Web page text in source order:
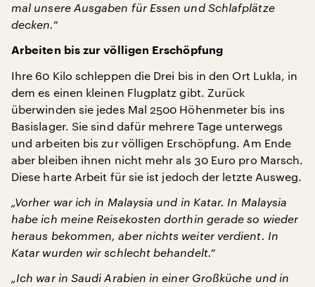
mal unsere Ausgaben für Essen und Schlafplätze
decken.“
Arbeiten bis zur völligen Erschöpfung
Ihre 60 Kilo schleppen die Drei bis in den Ort Lukla, in
dem es einen kleinen Flugplatz gibt. Zurück
überwinden sie jedes Mal 2500 Höhenmeter bis ins
Basislager. Sie sind dafür mehrere Tage unterwegs
und arbeiten bis zur völligen Erschöpfung. Am Ende
aber bleiben ihnen nicht mehr als 30 Euro pro Marsch.
Diese harte Arbeit für sie ist jedoch der letzte Ausweg.
„Vorher war ich in Malaysia und in Katar. In Malaysia
habe ich meine Reisekosten dorthin gerade so wieder
heraus bekommen, aber nichts weiter verdient. In
Katar wurden wir schlecht behandelt.“
„Ich war in Saudi Arabien in einer Großküche und in